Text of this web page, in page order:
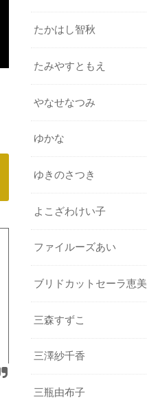
たかはし智秋
たみやすともえ
やなせなつみ
ゆかな
ゆきのさつき
よこざわけい子
ファイルーズあい
ブリドカットセーラ恵美
三森すずこ
三澤紗千香
三瓶由布子